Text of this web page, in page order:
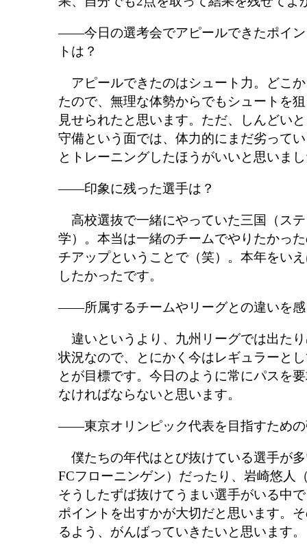
――今日の選考会でアピールできたポイ
トは？
アピールできたのはシュート力。どこ
たので、無理な体勢からでもシュートを
見せられたと思います。ただ、しんどい
守備という面では、体力的にまだ劣って
とトレーニングしたほうがいいと思いま
――印象に残った選手は？
高校選抜で一緒にやっていた三国（ス
学）。本当は一緒のチームでやりたかっ
チアップということで（笑）。本年をい
したかったです。
――所属するチームやリーグとの違いを感
違いというより、九州リーグでは出た
状況なので、とにかく今はレギュラーと
とが目標です。今日のように常にパスを
なければならないと思います。
――東京オリンピック代表を目指すための
僕たちの年代はとび抜けている選手が
FCフローニンゲン）だったり、岩崎悠人
そうしたずば抜けてうまい選手がいる中
ポイントを出すかが大切だと思います。
るよう、がんばっていきたいと思います。